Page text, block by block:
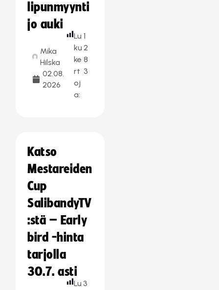
lipunmyynti
jo auki
Mika
Hilska
02.08.
2026
Lu
ku
ke
rt
oj
a:
1
2
8
3
Katso
Mestareiden
Cup
SalibandyTV
:stä – Early
bird -hinta
tarjolla
30.7. asti
Lu 3